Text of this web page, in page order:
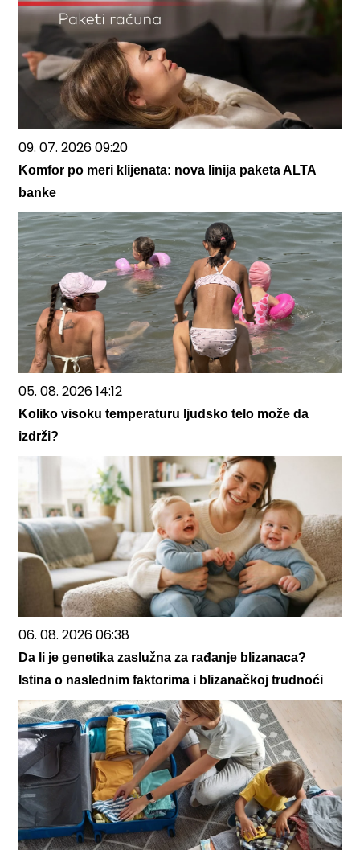
09. 07. 2026 09:20
Komfor po meri klijenata: nova linija paketa ALTA
banke
05. 08. 2026 14:12
Koliko visoku temperaturu ljudsko telo može da
izdrži?
06. 08. 2026 06:38
Da li je genetika zaslužna za rađanje blizanaca?
Istina o naslednim faktorima i blizanačkoj trudnoći